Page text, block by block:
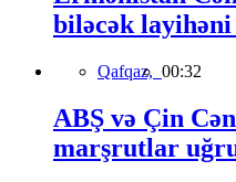
biləcək
Qafqaz, 00:32
ABŞ və Çin
marşrutlar